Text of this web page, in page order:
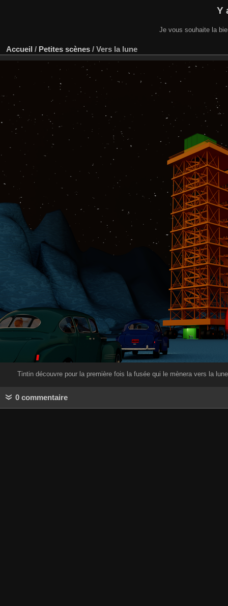
Y
Je vous souhaite la
Accueil / Petites scènes / Vers la lune
Tintin découvre pour la première fois la fusée qui le mènera vers la
0 commentaire